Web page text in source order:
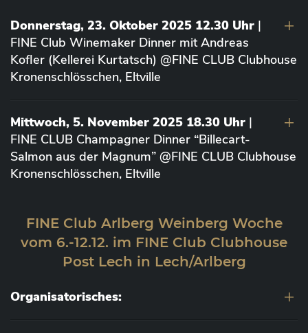
Donnerstag, 23. Oktober 2025 12.30 Uhr |
FINE Club Winemaker Dinner mit Andreas
Kofler (Kellerei Kurtatsch) @FINE CLUB Clubhouse
Kronenschlösschen, Eltville
Mittwoch, 5. November 2025 18.30 Uhr |
FINE CLUB Champagner Dinner “Billecart-
Salmon aus der Magnum” @FINE CLUB Clubhouse
Kronenschlösschen, Eltville
FINE Club Arlberg Weinberg Woche
vom 6.-12.12. im FINE Club Clubhouse
Post Lech in Lech/Arlberg
Organisatorisches: